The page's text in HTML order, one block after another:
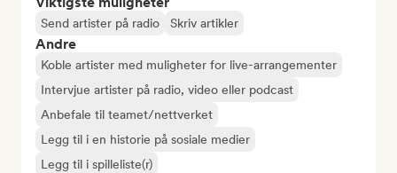
Send artister på radio Skriv artikler
Andre
Koble artister med muligheter for live-arrangementer
Intervjue artister på radio, video eller podcast
Anbefale til teamet/nettverket
Legg til i en historie på sosiale medier
Legg til i spilleliste(r)